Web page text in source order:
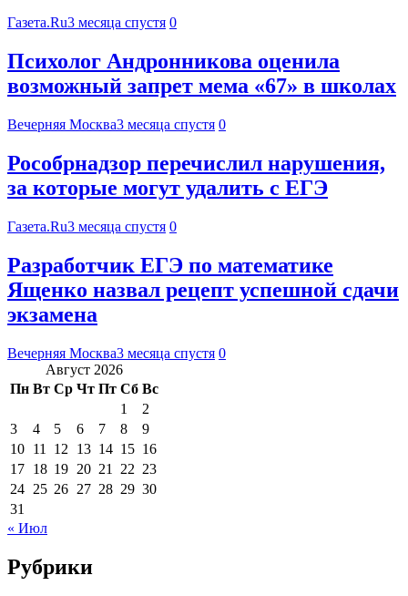
Газета.Ru3 месяца спустя 0
Психолог Андронникова оценила
возможный запрет мема «67» в школах
Вечерняя Москва3 месяца спустя 0
Рособрнадзор перечислил нарушения,
за которые могут удалить с ЕГЭ
Газета.Ru3 месяца спустя 0
Разработчик ЕГЭ по математике
Ященко назвал рецепт успешной сдачи
экзамена
Вечерняя Москва3 месяца спустя 0
Август 2026
Пн Вт Ср Чт Пт Сб Вс
1
2
3
4 5 6 7 8
9
10 11 12 13 14 15 16
17 18 19 20 21 22 23
24 25 26 27 28 29 30
31
« Июл
Рубрики